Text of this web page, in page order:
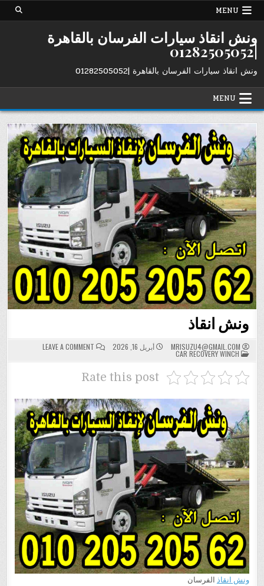
Skip
MENU
ونش انقاذ سيارات الفرسان بالقاهرة
|01282505052
ونش انقاذ سيارات الفرسان بالقاهرة |01282505052
MENU
ونش انقاذ
MRISUZU4@GMAIL.COM أبريل 16, 2026 LEAVE A COMMENT
ON
ونش
انقاذ
POSTED
IN
CAR RECOVERY WINCH
Rate this post
ونش انقاذ الفرسان